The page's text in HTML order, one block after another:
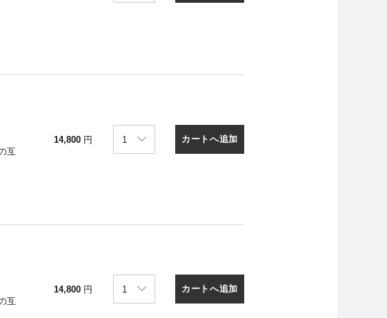
互
14,800 円 カートへ追加
互
14,800 円 カートへ追加